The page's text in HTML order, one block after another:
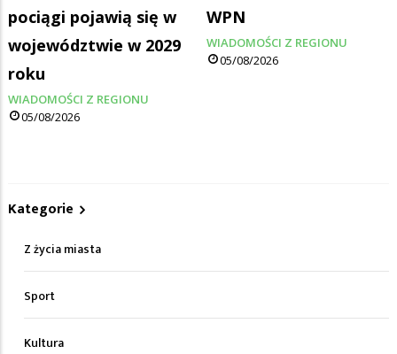
pociągi pojawią się w
województwie w 2029
roku
WIADOMOŚCI Z REGIONU
05/08/2026
WPN
WIADOMOŚCI Z REGIONU
05/08/2026
Kategorie
Z życia miasta
Sport
Kultura